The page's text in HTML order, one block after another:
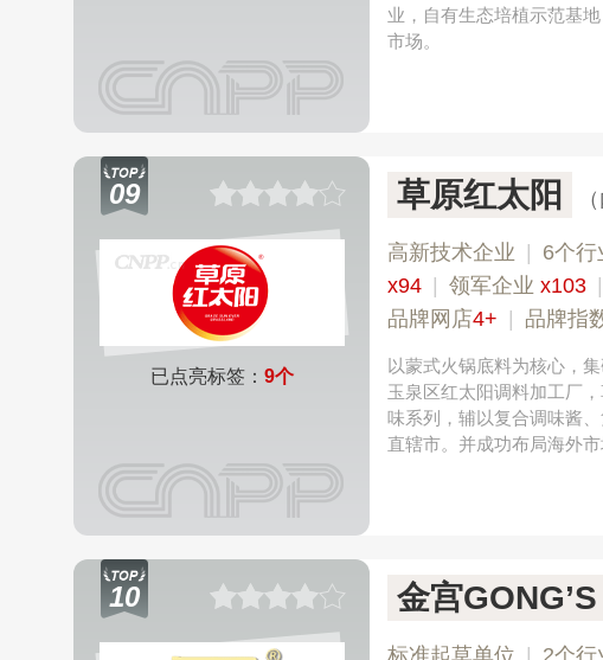
业，自有生态培植示范基
市场。
09
已点亮标签： 9个
草原红太阳
高新技术企业 6个行
x94
领军企业 x103
品牌网店4+ 品牌指
以蒙式火锅底料为核心，
玉泉区红太阳调料加工厂
味系列，辅以复合调味酱
直辖市。并成功布局海外市
10 金宫GONG’S
标准起草单位 2个行